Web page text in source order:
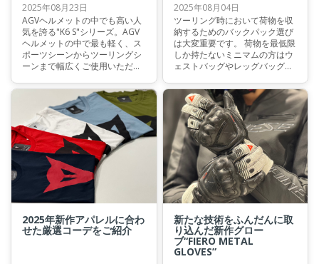
2025年08月23日
AGVヘルメットの中でも高い人
気を誇る"K6 S"シリーズ。AGV
ヘルメットの中で最も軽く、ス
ポーツシーンからツーリングシ
ーンまで幅広くご使用いただけ
のマルコ・ベッツェッキ選手の
レプリカグラフィックが新しく
登場いたします。
2025年08月04日
ツーリング時において荷物を収
納するためのバックパック選び
は大変重要です。 荷物を最低限
しか持たないミニマムの方はウ
ェストバッグやレッグバッグが
買いつつスタイリッシュに荷物
を持ちたいという方には背負う
リュックタイプがお勧めです。
今回のブログではスポーツタイ
プのオートバイとも相性抜群な
スポーツルックスが特徴的なシ
ェルタイプのバックパックをご
紹介いたします。
2025年新作アパレルに合わ
せた厳選コーデをご紹介
新たな技術をふんだんに取
り込んだ新作グロー
ブ“FIERO METAL
GLOVES”